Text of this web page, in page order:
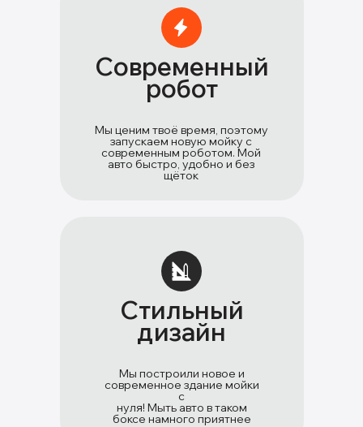
Мы ценим твоё время, поэтому
запускаем новую мойку с
современным роботом. Мой
авто быстро, удобно и без
щёток
Современный
робот
Мы построили новое и
современное здание мойки
с
нуля! Мыть авто в таком
боксе намного приятнее
Стильный
дизайн